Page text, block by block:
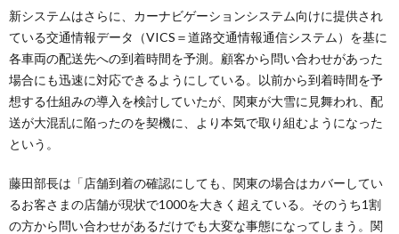
新システムはさらに、カーナビゲーションシステム向けに提供され
ている交通情報データ（VICS＝道路交通情報通信システム）を基に
各車両の配送先への到着時間を予測。顧客から問い合わせがあった
場合にも迅速に対応できるようにしている。以前から到着時間を予
想する仕組みの導入を検討していたが、関東が大雪に見舞われ、配
送が大混乱に陥ったのを契機に、より本気で取り組むようになった
という。
藤田部長は「店舗到着の確認にしても、関東の場合はカバーしてい
るお客さまの店舗が現状で1000を大きく超えている。そのうち1割
の方から問い合わせがあるだけでも大変な事態になってしまう。関